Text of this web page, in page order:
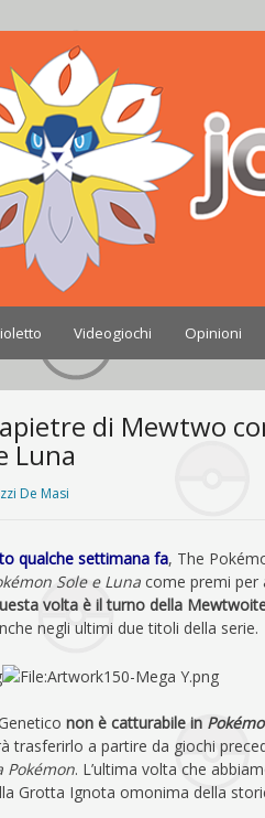
Pokémon e Nintendo
Videogiochi Opinioni
di Mewtwo
Luna
De Masi
qualche settimana fa, The
Sole e Luna come premi per
volta è il turno della
negli ultimi due titoli della serie.
non è catturabile in
trasferirlo a partire da giochi
Pokémon. L’ultima volta che
Grotta Ignota omonima della